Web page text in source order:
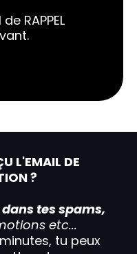
RAPPEL
L'EMAIL DE
?
tes spams,
etc...
tu peux